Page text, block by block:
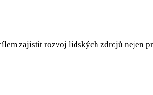
zajistit rozvoj lidských zdrojů nejen